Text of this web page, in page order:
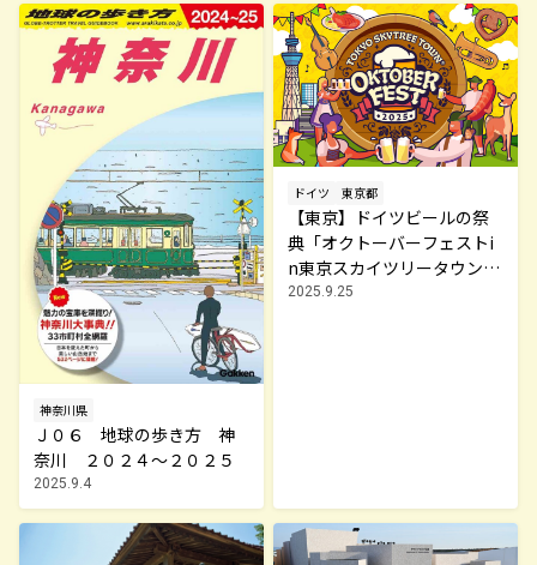
神奈川県
Ｊ０６ 地球の歩き方 神
奈川 ２０２４～２０２５
2025.9.4
ドイツ 東京都
【東京】ドイツビールの祭
典「オクトーバーフェストi
n東京スカイツリータウン®︎2
025」が9月27日から開催
2025.9.25